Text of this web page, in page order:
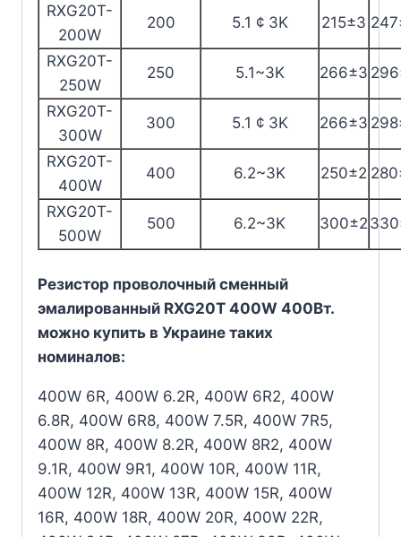
RXG20T-
200W
200 5.1 ¢ 3K 215±3
RXG20T-
250W
250 5.1~3K 266±3
RXG20T-
300W
300 5.1 ¢ 3K 266±3
RXG20T-
400W
400 6.2~3K 250±2
RXG20T-
500W
500 6.2~3K 300±2
Резистор проволочный сменный
эмалированный RXG20T 400W 400Вт.
можно купить в Украине таких
номиналов:
400W 6R, 400W 6.2R, 400W 6R2, 400W
6.8R, 400W 6R8, 400W 7.5R, 400W 7R5,
400W 8R, 400W 8.2R, 400W 8R2, 400W
9.1R, 400W 9R1, 400W 10R, 400W 11R,
400W 12R, 400W 13R, 400W 15R, 400W
16R, 400W 18R, 400W 20R, 400W 22R,